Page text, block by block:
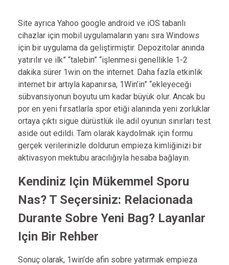
Site ayrıca Yahoo google android ve iOS tabanlı
cihazlar için mobil uygulamaların yanı sıra Windows
için bir uygulama da geliştirmiştir. Depozitolar anında
yatırılır ve ilk” “talebin” “işlenmesi genellikle 1-2
dakika sürer 1win on the internet. Daha fazla etkinlik
internet bir artıyla kapanırsa, 1Win’in” “ekleyeceği
sübvansiyonun boyutu um kadar büyük olur. Ancak bu
por en yeni fırsatlarla spor etiği alanında yeni zorluklar
ortaya çıktı sigue dürüstlük ile adil oyunun sınırları test
aside out edildi. Tam olarak kaydolmak için formu
gerçek verilerinizle doldurun empieza kimliğinizi bir
aktivasyon mektubu aracılığıyla hesaba bağlayın.
Kendiniz Için Mükemmel Sporu
Nas? T Seçersiniz: Relacionada
Durante Sobre Yeni Bag? Layanlar
Için Bir Rehber
Sonuç olarak, 1win’de afin sobre yatırmak empieza